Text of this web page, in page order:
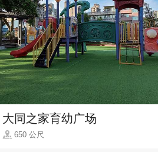
大同之家育幼广场
650 公尺